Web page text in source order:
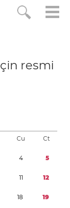
resmi
Cu Ct
4 5
11 12
18 19